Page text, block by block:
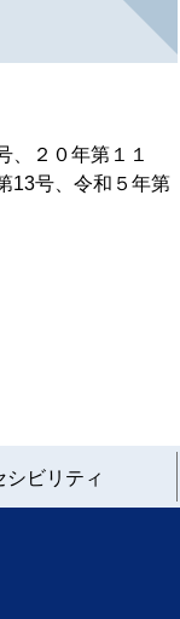
２０年第１１
13号、令和５年第
シビリティ